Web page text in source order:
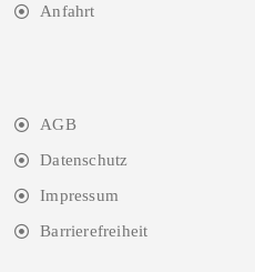
Anfahrt
AGB
Datenschutz
Impressum
Barrierefreiheit